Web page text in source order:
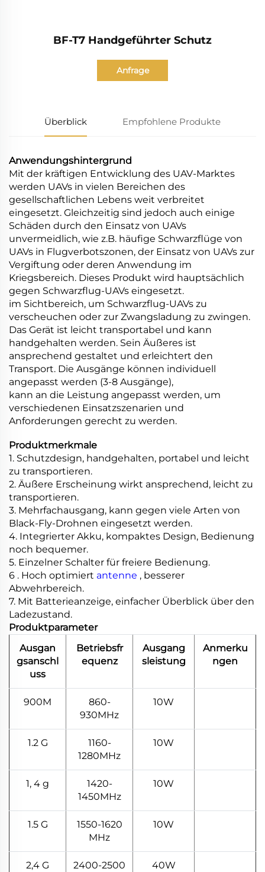
BF-T7 Handgeführter Schutz
Anfrage
Überblick Empfohlene Produkte
Anwendungshintergrund
Mit der kräftigen Entwicklung des UAV-Marktes
werden UAVs in vielen Bereichen des
gesellschaftlichen Lebens weit verbreitet
eingesetzt. Gleichzeitig sind jedoch auch einige
Schäden durch den Einsatz von UAVs
unvermeidlich, wie z.B. häufige Schwarzflüge von
UAVs in Flugverbotszonen, der Einsatz von UAVs zur
Vergiftung oder deren Anwendung im
Kriegsbereich. Dieses Produkt wird hauptsächlich
gegen Schwarzflug-UAVs eingesetzt.
im Sichtbereich, um Schwarzflug-UAVs zu
verscheuchen oder zur Zwangsladung zu zwingen.
Das Gerät ist leicht transportabel und kann
handgehalten werden. Sein Äußeres ist
ansprechend gestaltet und erleichtert den
Transport. Die Ausgänge können individuell
angepasst werden (3-8 Ausgänge),
kann an die Leistung angepasst werden, um
verschiedenen Einsatzszenarien und
Anforderungen gerecht zu werden.
Produktmerkmale
1. Schutzdesign, handgehalten, portabel und leicht
zu transportieren.
2. Äußere Erscheinung wirkt ansprechend, leicht zu
transportieren.
3. Mehrfachausgang, kann gegen viele Arten von
Black-Fly-Drohnen eingesetzt werden.
4. Integrierter Akku, kompaktes Design, Bedienung
noch bequemer.
5. Einzelner Schalter für freiere Bedienung.
6 . Hoch optimiert antenne , besserer
Abwehrbereich.
7. Mit Batterieanzeige, einfacher Überblick über den
Ladezustand.
Produktparameter
Ausgan
gsanschl
uss
Betriebsfr
equenz
Ausgang
sleistung
Anmerku
ngen
900M
860-
930MHz
10W
1.2 G
1160-
1280MHz
10W
1, 4 g
1420-
1450MHz
10W
1.5 G
1550-1620
MHz
10W
2,4 G 2400-2500 40W